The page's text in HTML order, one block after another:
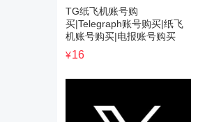
TG纸飞机账号购
买|Telegraph账号购买|纸飞
机账号购买|电报账号购买
¥16